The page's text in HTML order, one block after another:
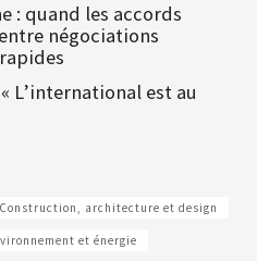
: quand les accords
négociations
L’international est au
Construction, architecture et design
et énergie